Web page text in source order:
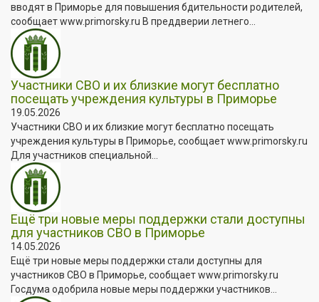
вводят в Приморье для повышения бдительности родителей,
сообщает www.primorsky.ru В преддверии летнего...
Участники СВО и их близкие могут бесплатно
посещать учреждения культуры в Приморье
19.05.2026
Участники СВО и их близкие могут бесплатно посещать
учреждения культуры в Приморье, сообщает www.primorsky.ru
Для участников специальной...
Ещё три новые меры поддержки стали доступны
для участников СВО в Приморье
14.05.2026
Ещё три новые меры поддержки стали доступны для
участников СВО в Приморье, сообщает www.primorsky.ru
Госдума одобрила новые меры поддержки участников...